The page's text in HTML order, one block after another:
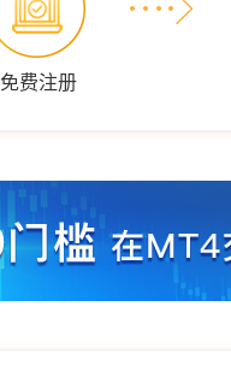
免费注册